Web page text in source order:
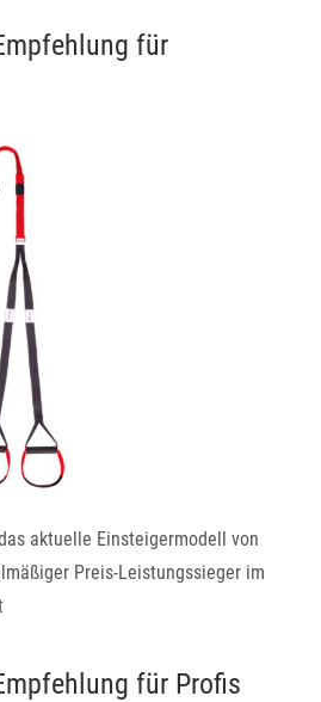
für
aktuelle Einsteigermodell von
Preis-Leistungssieger im
für Profis